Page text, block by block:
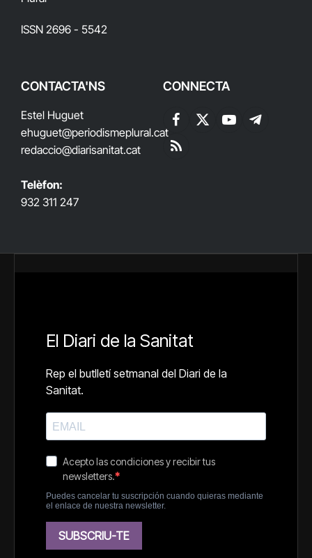
ISSN 2696 - 5542
CONTACTA'NS
Estel Huguet
ehuguet@periodismeplural.cat
redaccio@diarisanitat.cat
Telèfon:
932 311 247
CONNECTA
Facebook
X
YouTubeTelegram
RSS